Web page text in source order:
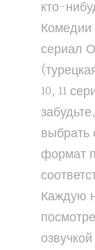
кто-
сериал
10, 11
выбрать
формат
Каждую